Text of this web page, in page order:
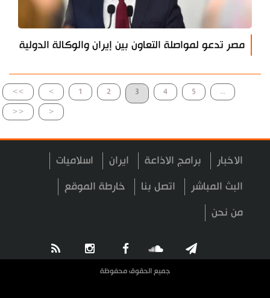
مصر تدعو لمواصلة التعاون بين إيران والوكالة الدولية
>> > 1 2 3 4 5 ...
<
<<
الاخبار برامج الاذاعة ايران اسلاميات
البث المباشر اتصل بنا خارطة الموقع
من نحن
جميع الحقوق محفوظة